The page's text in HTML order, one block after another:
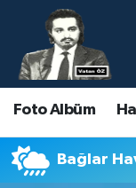
Foto Albüm
Bağlar
Nöbetçi
Hava
Namaz